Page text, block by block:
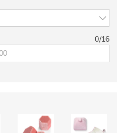
0/16